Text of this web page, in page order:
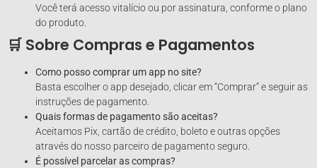
Você terá acesso vitalício ou por assinatura, conforme o plano
do produto.
🛒 Sobre Compras e Pagamentos
Como posso comprar um app no site?
Basta escolher o app desejado, clicar em “Comprar” e seguir as
instruções de pagamento.
Quais formas de pagamento são aceitas?
Aceitamos Pix, cartão de crédito, boleto e outras opções
através do nosso parceiro de pagamento seguro.
É possível parcelar as compras?